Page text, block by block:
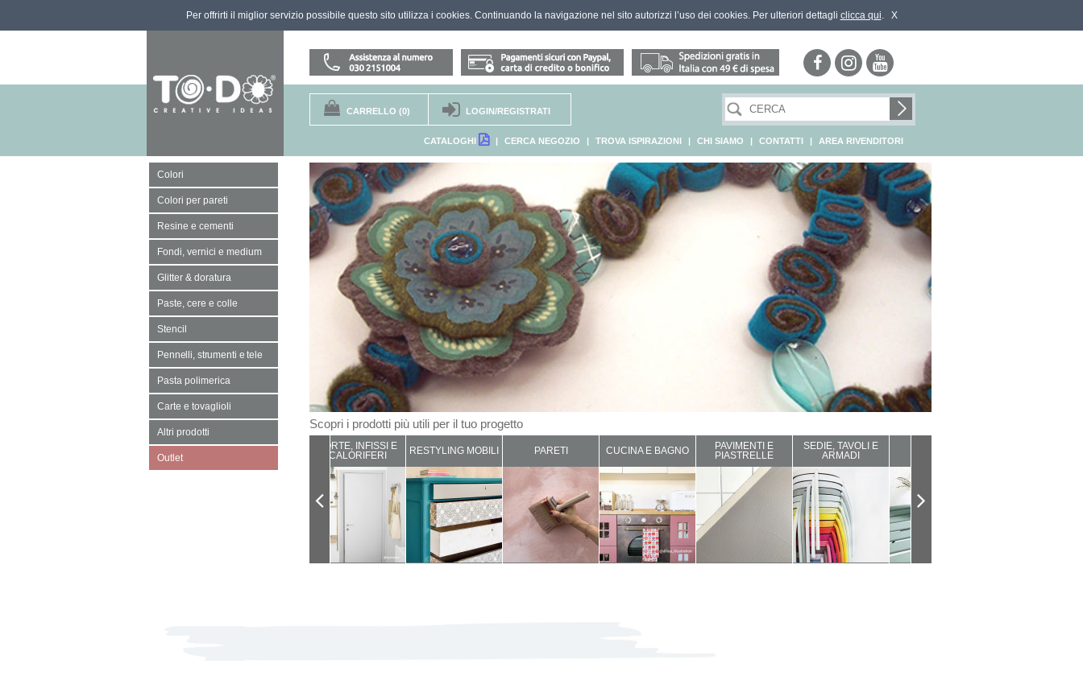
Per offrirti il miglior servizio possibile questo sito utilizza i cookies. Continuando la navigazione nel sito autorizzi l’uso dei cookies. Per ulteriori dettagli clicca qui. X
CARRELLO (0) LOGIN/REGISTRATI
CATALOGHI | CERCA NEGOZIO | TROVA ISPIRAZIONI | CHI SIAMO | CONTATTI | AREA RIVENDITORI
Colori
Colori per pareti
Resine e cementi
Fondi, vernici e medium
Glitter & doratura
Paste, cere e colle
Stencil
Pennelli, strumenti e tele
Pasta polimerica
Carte e tovaglioli
Altri prodotti
Outlet
Scopri i prodotti più utili per il tuo progetto
PORTE, INFISSI E
CALORIFERI
RESTYLING MOBILI PARETI CUCINA E BAGNO
PAVIMENTI E
PIASTRELLE
SEDIE, TAVOLI E
ARMADI